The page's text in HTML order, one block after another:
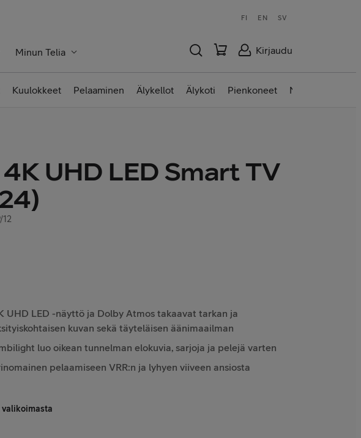
FI EN SV
Minun Telia Kirjaudu
Kuulokkeet Pelaaminen Älykellot Älykoti Pienkoneet Nettilaitteet
UHD LED Smart TV
12
UHD LED -näyttö ja Dolby Atmos takaavat tarkan ja
kuvan sekä täyteläisen äänimaailman
luo oikean tunnelman elokuvia, sarjoja ja pelejä varten
pelaamiseen VRR:n ja lyhyen viiveen ansiosta
valikoimasta